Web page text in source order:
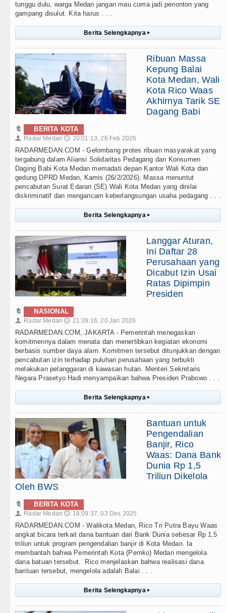
tunggu dulu, warga Medan jangan mau cuma jadi penonton yang
gampang disulut. Kita harus . . .
Berita Selengkapnya ▸
Ribuan Massa
Kepung Balai
Kota Medan, Wali
Kota Rico Waas
Akhirnya Tarik SE
Dagang Babi
🔖 BERITA KOTA
👤 Radar Medan 🕔 20:01:13, 26 Feb 2026
RADARMEDAN.COM - Gelombang protes ribuan masyarakat yang
tergabung dalam Aliansi Solidaritas Pedagang dan Konsumen
Daging Babi Kota Medan memadati depan Kantor Wali Kota dan
gedung DPRD Medan, Kamis (26/2/2026). Massa menuntut
pencabutan Surat Edaran (SE) Wali Kota Medan yang dinilai
diskriminatif dan mengancam keberlangsungan usaha pedagang . . .
Berita Selengkapnya ▸
Langgar Aturan,
Ini Daftar 28
Perusahaan yang
Dicabut Izin Usai
Ratas Dipimpin
Presiden
🔖 NASIONAL
👤 Radar Medan 🕔 21:39:16, 20 Jan 2026
RADARMEDAN.COM, JAKARTA - Pemerintah menegaskan
komitmennya dalam menata dan menertibkan kegiatan ekonomi
berbasis sumber daya alam. Komitmen tersebut ditunjukkan dengan
pencabutan izin terhadap puluhan perusahaan yang terbukti
melakukan pelanggaran di kawasan hutan. Menteri Sekretaris
Negara Prasetyo Hadi menyampaikan bahwa Presiden Prabowo . . .
Berita Selengkapnya ▸
Bantuan untuk
Pengendalian
Banjir, Rico
Waas: Dana Bank
Dunia Rp 1,5
Triliun Dikelola
Oleh BWS
🔖 BERITA KOTA
👤 Radar Medan 🕔 18:09:37, 03 Des 2025
RADARMEDAN.COM - Walikota Medan, Rico Tri Putra Bayu Waas
angkat bicara terkait dana bantuan dari Bank Dunia sebesar Rp 1,5
triliun untuk program pengendalian banjir di Kota Medan. Ia
membantah bahwa Pemerintah Kota (Pemko) Medan mengelola
dana batuan tersebut. Rico menjelaskan bahwa realisasi dana
bantuan tersebut, mengelola adalah Balai . . .
Berita Selengkapnya ▸